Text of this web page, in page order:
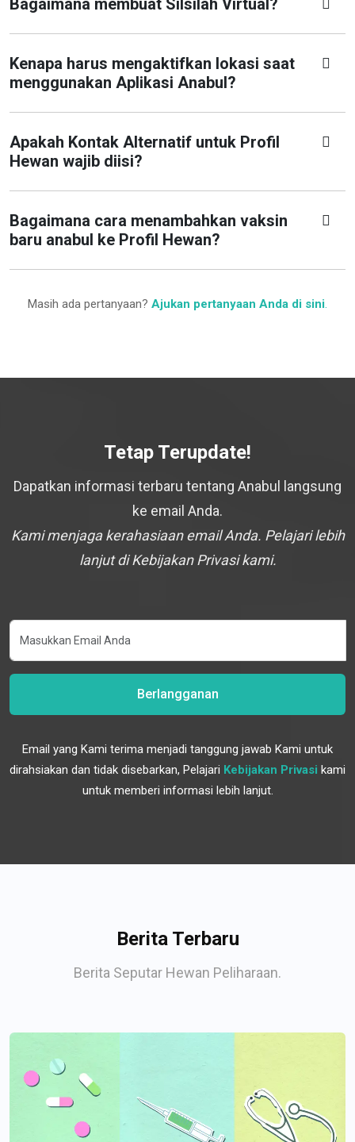
Bagaimana membuat Silsilah Virtual?
Kenapa harus mengaktifkan lokasi saat
menggunakan Aplikasi Anabul?
Apakah Kontak Alternatif untuk Profil
Hewan wajib diisi?
Bagaimana cara menambahkan vaksin
baru anabul ke Profil Hewan?
Masih ada pertanyaan? Ajukan pertanyaan Anda di sini.
Tetap Terupdate!
Dapatkan informasi terbaru tentang Anabul langsung
ke email Anda.
Kami menjaga kerahasiaan email Anda. Pelajari lebih
lanjut di Kebijakan Privasi kami.
Berlangganan
Email yang Kami terima menjadi tanggung jawab Kami untuk
dirahsiakan dan tidak disebarkan, Pelajari Kebijakan Privasi kami
untuk memberi informasi lebih lanjut.
Berita Terbaru
Berita Seputar Hewan Peliharaan.